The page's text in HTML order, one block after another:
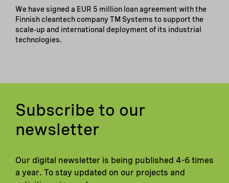
We have signed a EUR 5 million loan agreement with the
Finnish cleantech company TM Systems to support the
scale‑up and international deployment of its industrial
technologies.
Subscribe to our
newsletter
Our digital newsletter is being published 4-6 times
a year. To stay updated on our projects and